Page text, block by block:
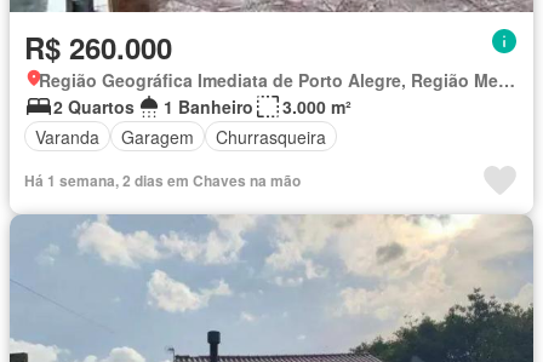
R$ 260.000
Região Geográfica Imediata de Porto Alegre, Região Metropolitana de Porto Alegre
2 Quartos
1 Banheiro
3.000 m²
Varanda
Garagem Churrasqueira
Há 1 semana, 2 dias em Chaves na mão